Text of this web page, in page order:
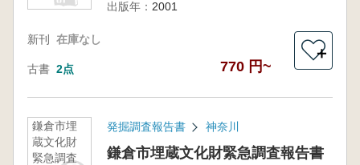
出版年： 2001
新刊 在庫なし
古書 2点 770 円~
＋
鎌倉市埋
蔵文化財
緊急調査
発掘調査報告書 神奈川
鎌倉市埋蔵文化財緊急調査報告書